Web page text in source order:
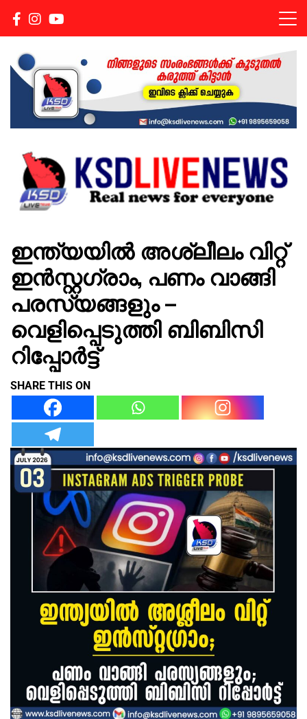
KSDLIVENEWS
ഇന്ത്യയിൽ അശ്ലീലം വിറ്റ്
ഇൻസ്റ്റഗ്രാം, പണം വാങ്ങി
പരസ്യങ്ങളും –
വെളിപ്പെടുത്തി ബിബിസി
റിപ്പോർട്ട്
SHARE THIS ON